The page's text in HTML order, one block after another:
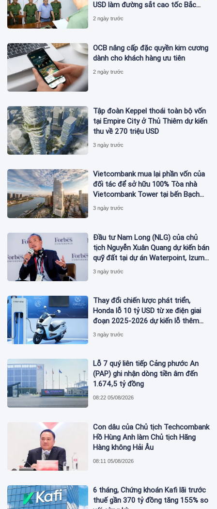
USD làm đường sắt cao tốc Bắc
Nam bị bắt
2 ngày trước
OCB nâng cấp đặc quyền kim cương
dành cho khách hàng ưu tiên
2 ngày trước
Tập đoàn Keppel thoái toàn bộ vốn
tại Empire City ở Thủ Thiêm dự kiến
thu về 270 triệu USD
3 ngày trước
Vietcombank mua lại phần vốn của
đối tác để sở hữu 100% Tòa nhà
Vietcombank Tower tại bến Bạch
Đằng
3 ngày trước
Đầu tư Nam Long (NLG) của chủ
tịch Nguyễn Xuân Quang dự kiến bán
quỹ đất tại dự án Waterpoint, Izumi
City
3 ngày trước
Thay đổi chiến lược phát triển,
Honda lỗ 10 tỷ USD từ xe điện giai
đoạn 2025-2026 dự kiến lỗ thêm
3,3 tỷ USD giai đoạn 2026-2027
3 ngày trước
Lỗ 7 quý liên tiếp Cảng phước An
(PAP) ghi nhận dòng tiền âm đến
1.674,5 tỷ đồng
08:22 05/08/2026
Con dâu của Chủ tịch Techcombank
Hồ Hùng Anh làm Chủ tịch Hãng
Hàng không Hải Âu
08:11 05/08/2026
6 tháng, Chứng khoán Kafi lãi trước
thuế gần 370 tỷ đồng tăng 155% so